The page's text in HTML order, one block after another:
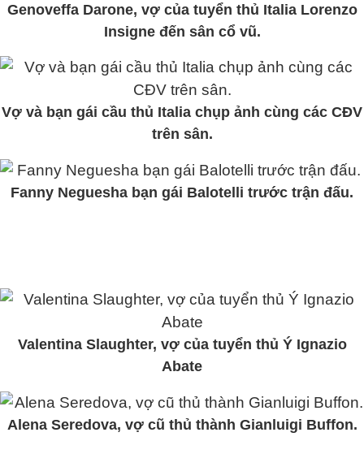
Genoveffa Darone, vợ của tuyển thủ Italia Lorenzo
Insigne đến sân cổ vũ.
Vợ và bạn gái cầu thủ Italia chụp ảnh cùng các CĐV
trên sân.
Fanny Neguesha bạn gái Balotelli trước trận đấu.
Valentina Slaughter, vợ của tuyển thủ Ý Ignazio
Abate
Alena Seredova, vợ cũ thủ thành Gianluigi Buffon.